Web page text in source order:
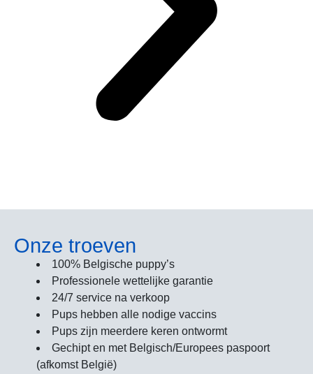
Onze troeven
100% Belgische puppy’s
Professionele wettelijke garantie
24/7 service na verkoop
Pups hebben alle nodige vaccins
Pups zijn meerdere keren ontwormt
Gechipt en met Belgisch/Europees paspoort
(afkomst België)